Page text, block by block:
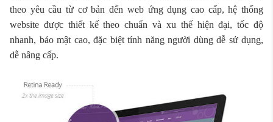
theo yêu cầu từ cơ bản đến web ứng dụng cao cấp, hệ thống
website được thiết kế theo chuẩn và xu thế hiện đại, tốc độ
nhanh, bảo mật cao, đặc biệt tính năng người dùng dễ sử dụng,
dễ nâng cấp.